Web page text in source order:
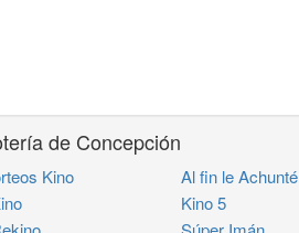
de Concepción
Kino
Al fin le Achunté
Kino 5